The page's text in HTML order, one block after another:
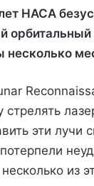
НАСА
несколько
эти
несколько из